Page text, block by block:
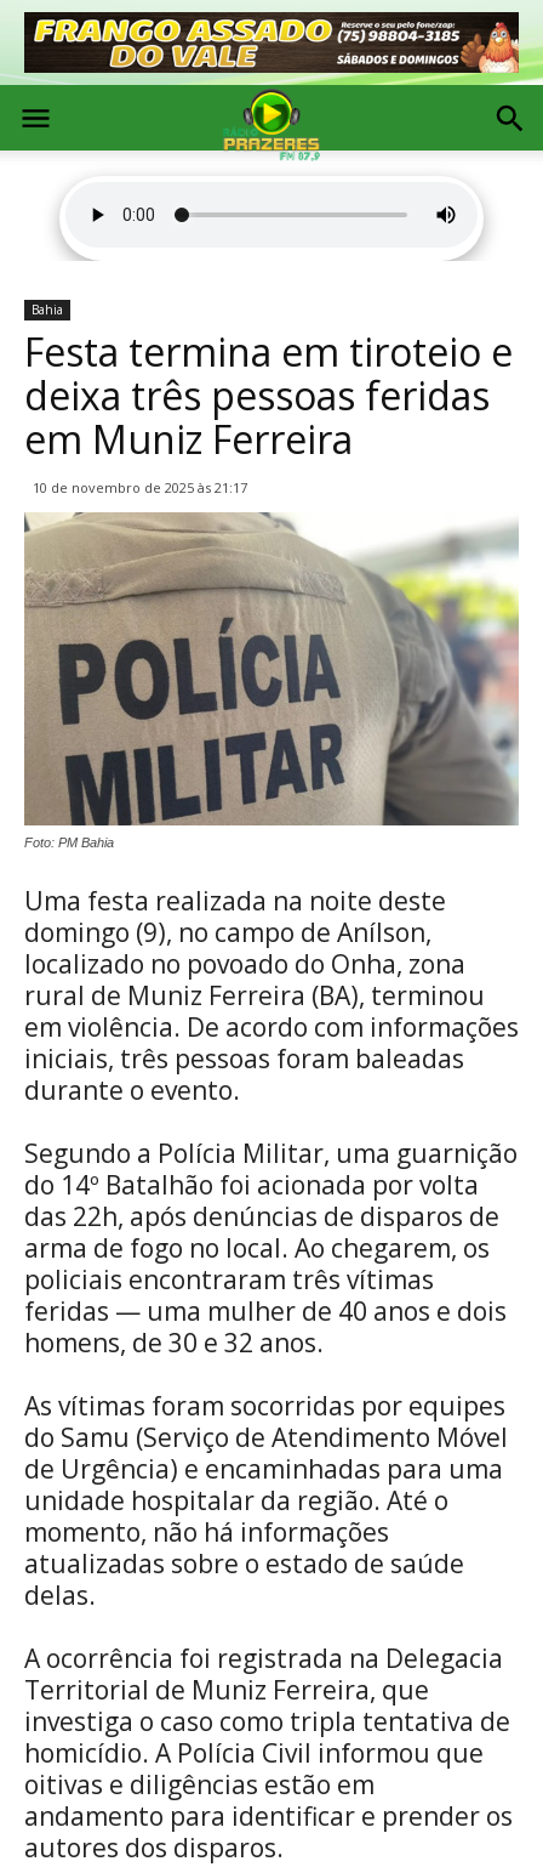
Bahia
Festa termina em tiroteio e
deixa três pessoas feridas
em Muniz Ferreira
10 de novembro de 2025 às 21:17
Foto: PM Bahia
Uma festa realizada na noite deste
domingo (9), no campo de Anílson,
localizado no povoado do Onha, zona
rural de Muniz Ferreira (BA), terminou
em violência. De acordo com informações
iniciais, três pessoas foram baleadas
durante o evento.
Segundo a Polícia Militar, uma guarnição
do 14º Batalhão foi acionada por volta
das 22h, após denúncias de disparos de
arma de fogo no local. Ao chegarem, os
policiais encontraram três vítimas
feridas — uma mulher de 40 anos e dois
homens, de 30 e 32 anos.
As vítimas foram socorridas por equipes
do Samu (Serviço de Atendimento Móvel
de Urgência) e encaminhadas para uma
unidade hospitalar da região. Até o
momento, não há informações
atualizadas sobre o estado de saúde
delas.
A ocorrência foi registrada na Delegacia
Territorial de Muniz Ferreira, que
investiga o caso como tripla tentativa de
homicídio. A Polícia Civil informou que
oitivas e diligências estão em
andamento para identificar e prender os
autores dos disparos.